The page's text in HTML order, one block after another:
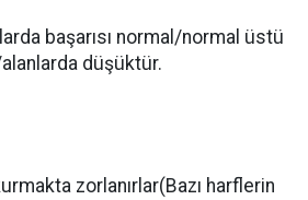
başarısı normal/normal üstü
düşüktür.
zorlanırlar(Bazı harflerin